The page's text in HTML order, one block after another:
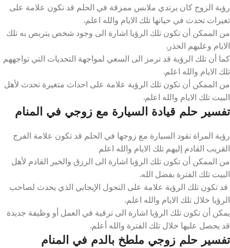
رؤية الزوج كان يرتدي ملابس ممزقة في الحلم قد تكون علامة على
تغيرات تحدث في حياتها تلك الايام والله اعلم.
من الممكن أن تكون تلك الرؤيا اشارة الى وجود شخص يتربص به تلك
الايام وعليهم الحذر.
كما أن تلك الرؤية قد ترمز الى السعي لمواجهة التحديات التي تواجههم
تلك الايام والله اعلم.
من الممكن أن تكون تلك الرؤية علامة على احداث متغيرة تحدث لأهل
البيت تلك الايام والله اعلم.
تفسير حلم قيادة السيارة مع زوجي في المنام
رؤية المراة تقود السيارة مع زوجها في الحلم قد تكون علامة الفرج
القريب القادم إليهم تلك الايام والله اعلم
من الممكن أن تكون تلك الرؤيا اشارة الى الرزق والخير القادم لأهل
البيت تلك الفترة بفضل الله.
قد تكون تلك الرؤية علامة على التحول الإيجابي الذي يحدث لصاحب
الرؤيا خلال تلك الايام والله اعلم.
يمكن أن تكون تلك الرؤيا اشارة الى ترقية في العمل أو وظيفة جديدة
قد يحصل عليها خلال تلك الفترة والله أعلم.
تفسير حلم زوجي ملطخ بالدم في المنام